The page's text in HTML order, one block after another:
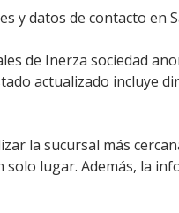
y datos de contacto en
de Inerza sociedad
actualizado incluye
la sucursal más
solo lugar. Además, la